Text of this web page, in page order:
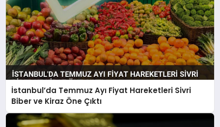
İstanbul’da Temmuz Ayı Fiyat Hareketleri Sivri
Biber ve Kiraz Öne Çıktı